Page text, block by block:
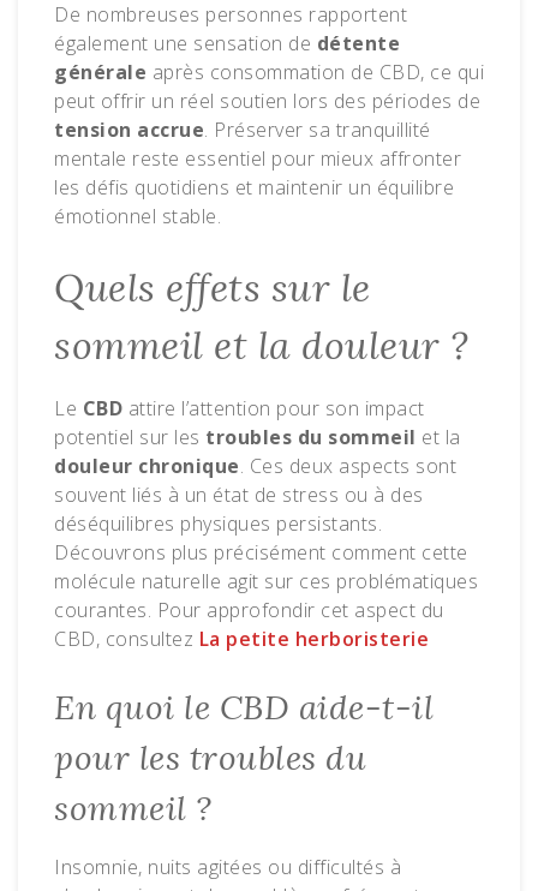
De nombreuses personnes rapportent
également une sensation de détente
générale après consommation de CBD, ce qui
peut offrir un réel soutien lors des périodes de
tension accrue. Préserver sa tranquillité
mentale reste essentiel pour mieux affronter
les défis quotidiens et maintenir un équilibre
émotionnel stable.
Quels effets sur le
sommeil et la douleur ?
Le CBD attire l’attention pour son impact
potentiel sur les troubles du sommeil et la
douleur chronique. Ces deux aspects sont
souvent liés à un état de stress ou à des
déséquilibres physiques persistants.
Découvrons plus précisément comment cette
molécule naturelle agit sur ces problématiques
courantes. Pour approfondir cet aspect du
CBD, consultez La petite herboristerie
En quoi le CBD aide-t-il
pour les troubles du
sommeil ?
Insomnie, nuits agitées ou difficultés à